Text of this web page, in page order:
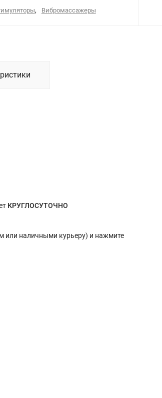
, Вибромассажеры
КРУГЛОСУТОЧНО
или наличными курьеру) и нажмите